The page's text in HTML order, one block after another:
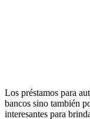
Los préstamos para
bancos sino también
interesantes para